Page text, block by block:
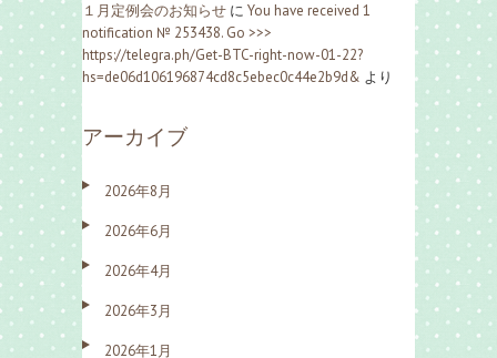
１月定例会のお知らせ に You have received 1
notification № 253438. Go >>>
https://telegra.ph/Get-BTC-right-now-01-22?
hs=de06d106196874cd8c5ebec0c44e2b9d& より
アーカイブ
2026年8月
2026年6月
2026年4月
2026年3月
2026年1月